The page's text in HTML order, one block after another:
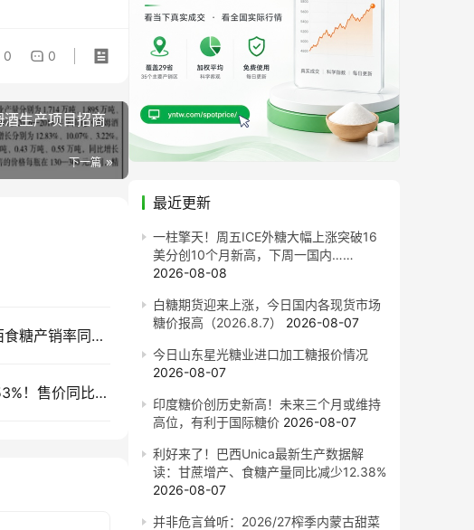
0 0
生产项目招商
下一篇
售价同比每吨跌820元！截至7月底广西食糖产销率同比下降13.77%
截至7月底云南食糖产销率同比下降11.53%！售价同比下跌900元/吨
最近更新
一柱擎天！周五ICE外糖大幅上涨突破16
美分创10个月新高，下周一国内……
2026-08-08
白糖期货迎来上涨，今日国内各现货市场
糖价报高（2026.8.7）
2026-08-07
今日山东星光糖业进口加工糖报价情况
2026-08-07
印度糖价创历史新高！未来三个月或维持
高位，有利于国际糖价 2026-08-07
利好来了！巴西Unica最新生产数据解
读：甘蔗增产、食糖产量同比减少12.38%
2026-08-07
并非危言耸听：2026/27榨季内蒙古甜菜